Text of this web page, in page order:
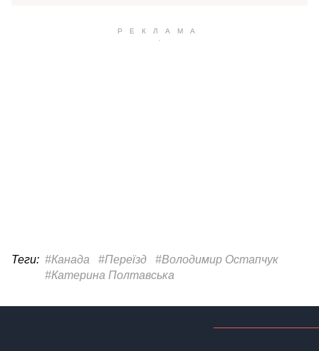
Теги: #Канада #Переїзд
#Володимир Остапчук
#Катерина Полтавська